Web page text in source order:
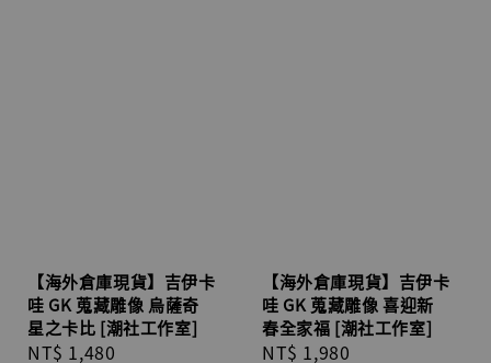
【海外倉庫現貨】吉伊卡
哇 GK 蒐藏雕像 烏薩奇
星之卡比 [潮社工作室]
Regular
NT$ 1,480
【海外倉庫現貨】吉伊卡
哇 GK 蒐藏雕像 喜迎新
春全家福 [潮社工作室]
Regular
NT$ 1,980